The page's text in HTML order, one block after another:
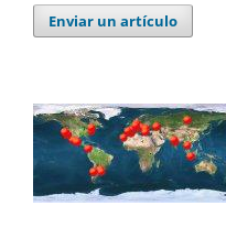
Enviar un artículo